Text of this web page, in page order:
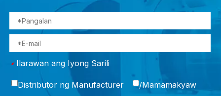
* Ilarawan ang Iyong Sarili
Distributor ng Manufacturer
/Mamamakyaw